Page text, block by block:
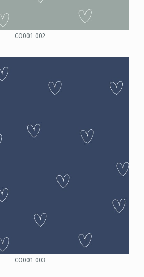
CO001-002
CO001-003